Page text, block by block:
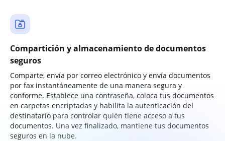
Compartición y almacenamiento de documentos
seguros
Comparte, envía por correo electrónico y envía documentos
por fax instantáneamente de una manera segura y
conforme. Establece una contraseña, coloca tus documentos
en carpetas encriptadas y habilita la autenticación del
destinatario para controlar quién tiene acceso a tus
documentos. Una vez finalizado, mantiene tus documentos
seguros en la nube.